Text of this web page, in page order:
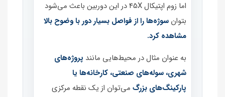
اما زوم اپتیکال 45X در این دوربین باعث می‌شود
بتوان سوژه‌ها را از فواصل بسیار دور با وضوح بالا
مشاهده کرد.
به عنوان مثال در محیط‌هایی مانند پروژه‌های
شهری، سوله‌های صنعتی، کارخانه‌ها یا
پارکینگ‌های بزرگ می‌توان از یک نقطه مرکزی